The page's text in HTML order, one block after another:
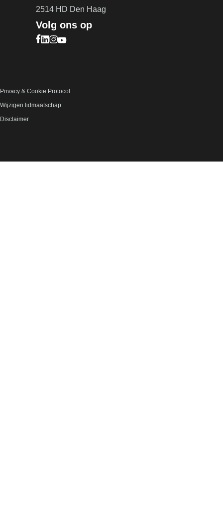
2514 HD Den Haag
Volg ons op
Bezoek onze Facebook pagina (opent in nieuw
Bezoek onze LinkedIn pagina (opent in nieuw
Bezoek onze Instagram pagina (opent in
Bezoek onze YouTube pagina (opent in
Privacy & Cookie Protocol
Wijzigen lidmaatschap
Disclaimer